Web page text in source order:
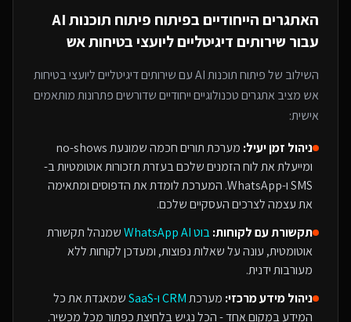
האתגרים הייחודיים בפיתוח פיתוח תוכנות AI
עבור שירותים דיגיטליים ליועצי בטיחות אש
השילוב שלפיתוח תוכנות AI עםשירותים דיגיטליים ליועצי בטיחות
אש מציב אתגרים טכנולוגיים ייחודיים שדורשים פתרונות מותאמים
אישית:
ניהול זמן יעיל:
מערכת תורים חכמה שמונעת no-shows
ומייעלת את לוח הזמנים שלכם בעזרת תזכורות אוטומטיות ב-
SMS ו-WhatsApp. המערכת לומדת את הדפוסים ומתאימה
את עצמה לצרכים העסקיים שלכם.
תקשורת עם לקוחות:בוט WhatsApp AI
שמנהל תקשורת
אוטומטית, עונה על שאלות נפוצות, ומעדכן לקוחות ללא
מעורבות ידנית.
ניהול מידע מרכזי: מערכתCRM ו-SaaS
שמאגדת את כל
המידע במקום אחד - הכל נגיש בלחיצת כפתור מכל מכשיר.